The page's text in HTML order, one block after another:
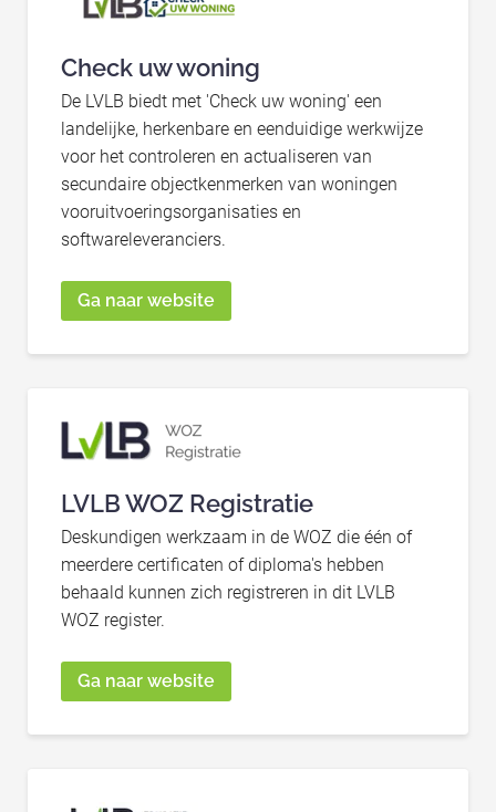
Check uw woning
De LVLB biedt met 'Check uw woning' een
landelijke, herkenbare en eenduidige werkwijze
voor het controleren en actualiseren van
secundaire objectkenmerken van woningen
vooruitvoeringsorganisaties en
softwareleveranciers.
Ga naar website
LVLB WOZ Registratie
Deskundigen werkzaam in de WOZ die één of
meerdere certificaten of diploma's hebben
behaald kunnen zich registreren in dit LVLB
WOZ register.
Ga naar website